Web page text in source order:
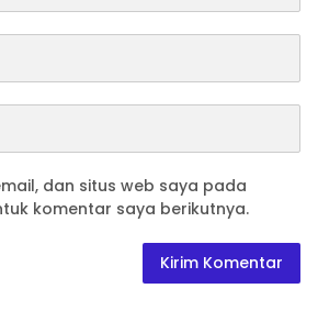
dan situs web saya pada
komentar saya berikutnya.